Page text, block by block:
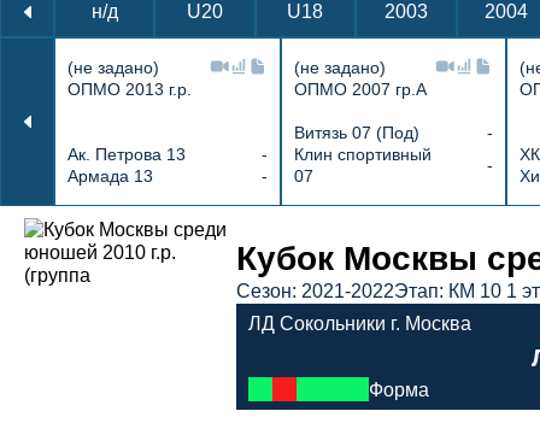
н/д U20 U18 2003 2004
(не задано)
ОПМО 2013 г.р.
Ак. Петрова 13
-
Армада 13
-
(не задано)
ОПМО 2007 гр.А
Витязь 07 (Под)
-
Клин спортивный
07
-
Протокол и события матча
Кубок Москвы
Сезон: 2021-2022Этап: КМ 10 1
ЛД Сокольники г. Москва
Форма